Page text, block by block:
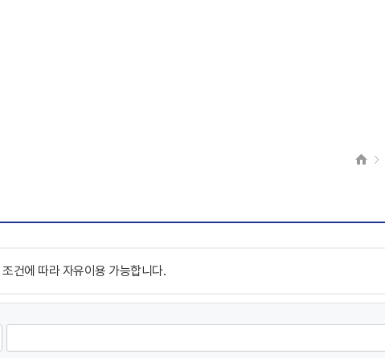
조건에 따라 자유이용 가능합니다.